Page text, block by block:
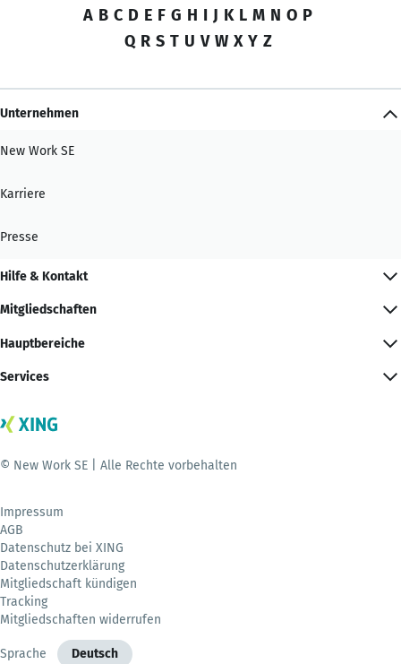
A B C D E F G H I J K L M N O P
Q R S T U V W X Y Z
Unternehmen
New Work SE
Karriere
Presse
Hilfe & Kontakt
Mitgliedschaften
Hauptbereiche
Services
© New Work SE | Alle Rechte vorbehalten
Impressum
AGB
Datenschutz bei XING
Datenschutzerklärung
Mitgliedschaft kündigen
Tracking
Mitgliedschaften widerrufen
Sprache Deutsch